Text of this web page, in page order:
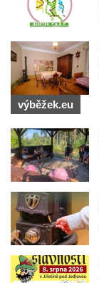
výběžek.eu